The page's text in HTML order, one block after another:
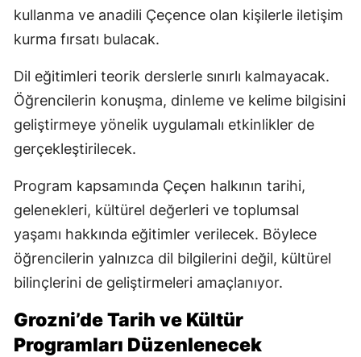
kullanma ve anadili Çeçence olan kişilerle iletişim
kurma fırsatı bulacak.
Dil eğitimleri teorik derslerle sınırlı kalmayacak.
Öğrencilerin konuşma, dinleme ve kelime bilgisini
geliştirmeye yönelik uygulamalı etkinlikler de
gerçekleştirilecek.
Program kapsamında Çeçen halkının tarihi,
gelenekleri, kültürel değerleri ve toplumsal
yaşamı hakkında eğitimler verilecek. Böylece
öğrencilerin yalnızca dil bilgilerini değil, kültürel
bilinçlerini de geliştirmeleri amaçlanıyor.
Grozni’de Tarih ve Kültür
Programları Düzenlenecek